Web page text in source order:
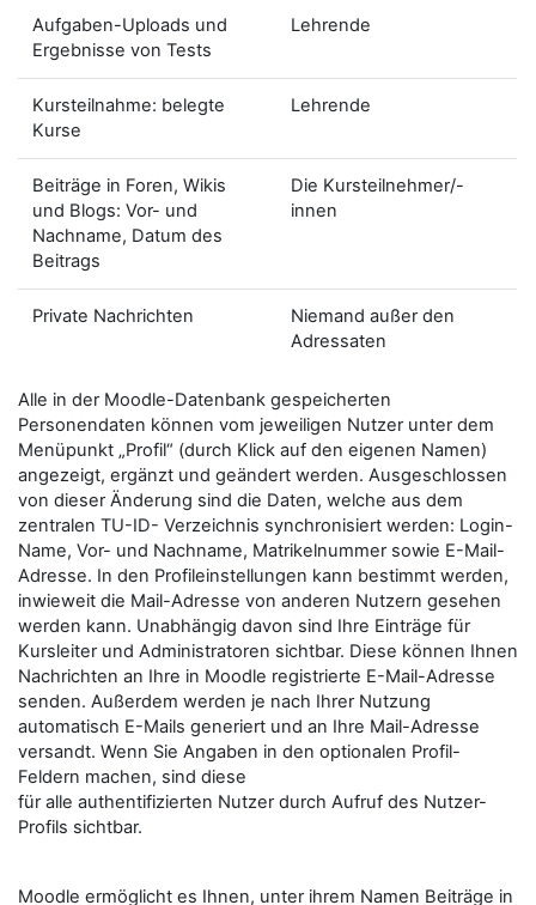
Aufgaben-Uploads und
Ergebnisse von Tests
Lehrende
Kursteilnahme: belegte
Kurse
Lehrende
Beiträge in Foren, Wikis
und Blogs: Vor- und
Nachname, Datum des
Beitrags
Die Kursteilnehmer/-
innen
Private Nachrichten
Niemand außer den
Adressaten
Alle in der Moodle-Datenbank gespeicherten
Personendaten können vom jeweiligen Nutzer unter dem
Menüpunkt „Profil“ (durch Klick auf den eigenen Namen)
angezeigt, ergänzt und geändert werden. Ausgeschlossen
von dieser Änderung sind die Daten, welche aus dem
zentralen TU-ID- Verzeichnis synchronisiert werden: Login-
Name, Vor- und Nachname, Matrikelnummer sowie E-Mail-
Adresse. In den Profileinstellungen kann bestimmt werden,
inwieweit die Mail-Adresse von anderen Nutzern gesehen
werden kann. Unabhängig davon sind Ihre Einträge für
Kursleiter und Administratoren sichtbar. Diese können Ihnen
Nachrichten an Ihre in Moodle registrierte E-Mail-Adresse
senden. Außerdem werden je nach Ihrer Nutzung
automatisch E-Mails generiert und an Ihre Mail-Adresse
versandt. Wenn Sie Angaben in den optionalen Profil-
Feldern machen, sind diese
für alle authentifizierten Nutzer durch Aufruf des Nutzer-
Profils sichtbar.
Moodle ermöglicht es Ihnen, unter ihrem Namen Beiträge in